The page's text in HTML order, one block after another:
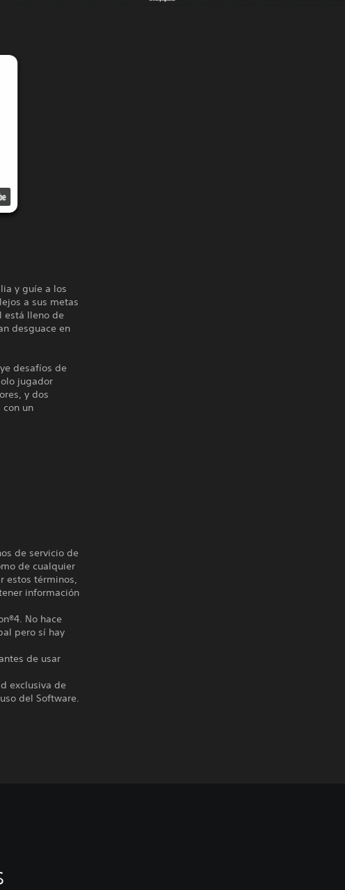
y guíe a los
a sus metas
está lleno de
desguace en
desafíos de
jugador
y dos
un
de servicio de
de cualquier
estos términos,
información
No hace
pero sí hay
de usar
exclusiva de
del Software.